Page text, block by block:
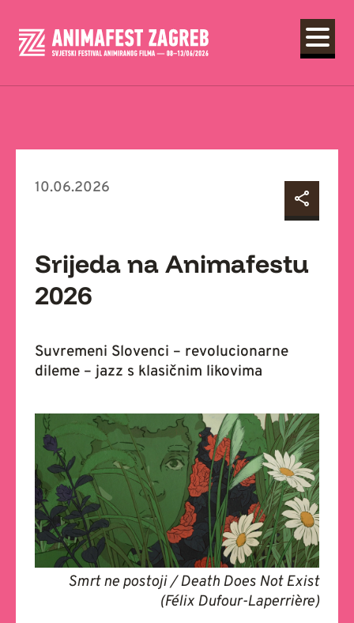
10.06.2026
Srijeda na Animafestu
2026
Suvremeni Slovenci – revolucionarne
dileme – jazz s klasičnim likovima
Smrt ne postoji / Death Does Not Exist
(Félix Dufour-Laperrière)